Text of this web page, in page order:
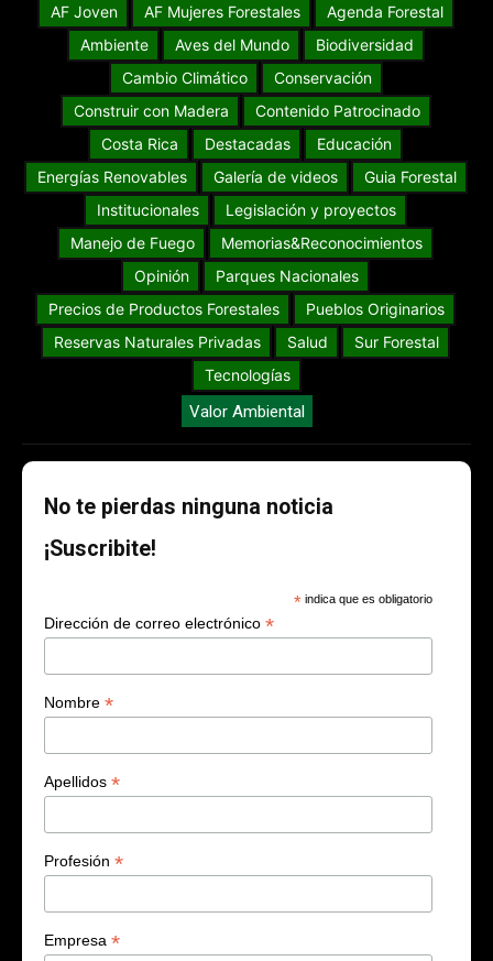
AF Joven AF Mujeres Forestales
Agenda Forestal
Ambiente
Aves del Mundo
Biodiversidad
Cambio Climático
Conservación
Construir con Madera
Contenido Patrocinado
Costa Rica
Destacadas
Educación
Energías Renovables
Galería de videos
Guia Forestal
Institucionales
Legislación y proyectos
Manejo de Fuego
Memorias&Reconocimientos
Opinión
Parques Nacionales
Precios de Productos Forestales
Pueblos Originarios
Reservas Naturales Privadas
Salud
Sur Forestal
Tecnologías
Valor Ambiental
No te pierdas ninguna noticia
¡Suscribite!
* indica que es obligatorio
Dirección de correo electrónico *
Nombre *
Apellidos *
Profesión *
Empresa *